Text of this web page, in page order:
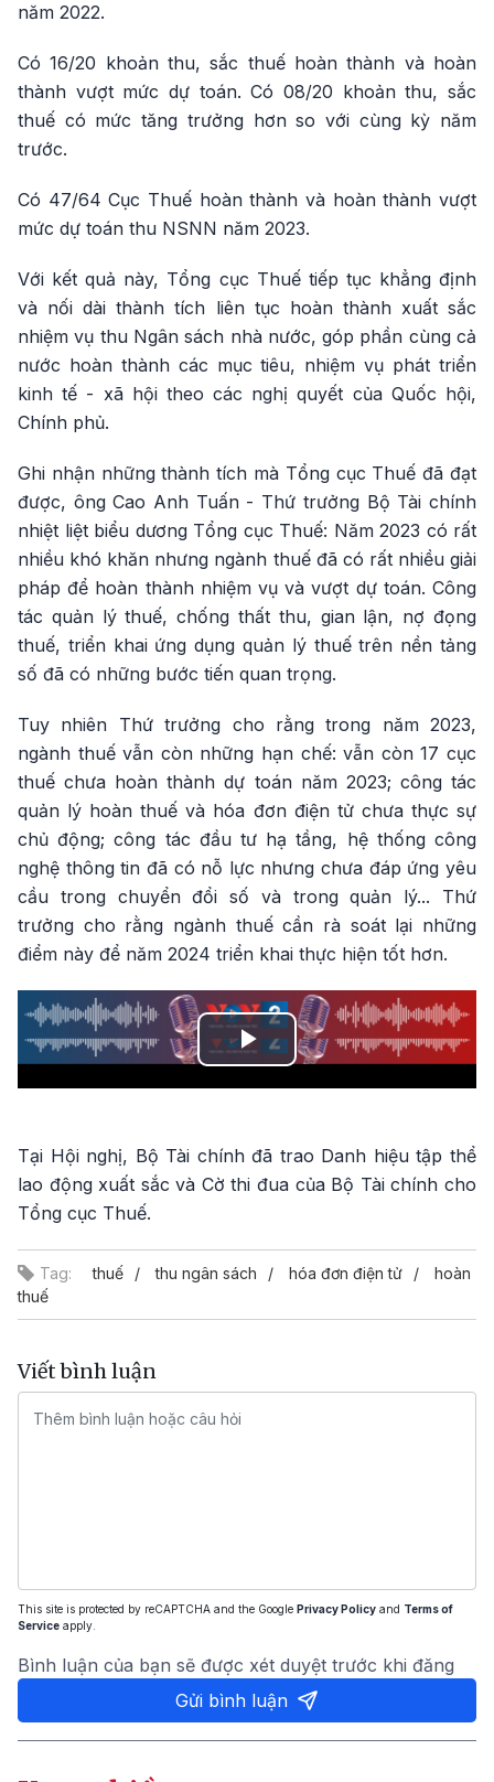
năm 2022.
Có 16/20 khoản thu, sắc thuế hoàn thành và hoàn
thành vượt mức dự toán. Có 08/20 khoản thu, sắc
thuế có mức tăng trưởng hơn so với cùng kỳ năm
trước.
Có 47/64 Cục Thuế hoàn thành và hoàn thành vượt
mức dự toán thu NSNN năm 2023.
Với kết quả này, Tổng cục Thuế tiếp tục khẳng định
và nối dài thành tích liên tục hoàn thành xuất sắc
nhiệm vụ thu Ngân sách nhà nước, góp phần cùng cả
nước hoàn thành các mục tiêu, nhiệm vụ phát triển
kinh tế - xã hội theo các nghị quyết của Quốc hội,
Chính phủ.
Ghi nhận những thành tích mà Tổng cục Thuế đã đạt
được, ông Cao Anh Tuấn - Thứ trưởng Bộ Tài chính
nhiệt liệt biểu dương Tổng cục Thuế: Năm 2023 có rất
nhiều khó khăn nhưng ngành thuế đã có rất nhiều giải
pháp để hoàn thành nhiệm vụ và vượt dự toán. Công
tác quản lý thuế, chống thất thu, gian lận, nợ đọng
thuế, triển khai ứng dụng quản lý thuế trên nền tảng
số đã có những bước tiến quan trọng.
Tuy nhiên Thứ trưởng cho rằng trong năm 2023,
ngành thuế vẫn còn những hạn chế: vẫn còn 17 cục
thuế chưa hoàn thành dự toán năm 2023; công tác
quản lý hoàn thuế và hóa đơn điện tử chưa thực sự
chủ động; công tác đầu tư hạ tầng, hệ thống công
nghệ thông tin đã có nỗ lực nhưng chưa đáp ứng yêu
cầu trong chuyển đổi số và trong quản lý... Thứ
trưởng cho rằng ngành thuế cần rà soát lại những
điểm này để năm 2024 triển khai thực hiện tốt hơn.
Play
Tại Hội nghị, Bộ Tài chính đã trao Danh hiệu tập thể
lao động xuất sắc và Cờ thi đua của Bộ Tài chính cho
Tổng cục Thuế.
Tag: thuế thu ngân sách hóa đơn điện tử
hoàn
thuế
Viết bình luận
This site is protected by reCAPTCHA and the Google Privacy Policy and Terms of
Service apply.
Bình luận của bạn sẽ được xét duyệt trước khi đăng
Gửi bình luận